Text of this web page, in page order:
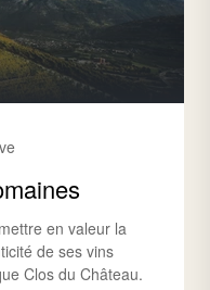
en valeur la
de ses vins
Clos du Château.